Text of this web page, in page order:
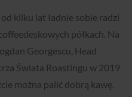
kilku lat ładnie sobie radzi
półkach. Na
Georgescu, Head
Świata Roastingu w 2019
można palić dobrą kawę.